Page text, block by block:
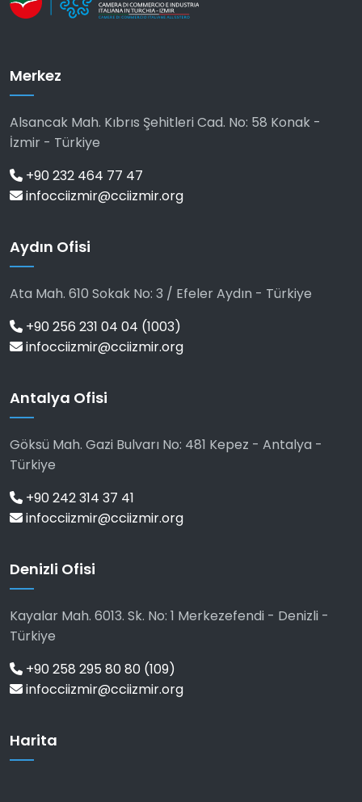
Merkez
Alsancak Mah. Kıbrıs Şehitleri Cad. No: 58 Konak -
İzmir - Türkiye
+90 232 464 77 47
infocciizmir@cciizmir.org
Aydın Ofisi
Ata Mah. 610 Sokak No: 3 / Efeler Aydın - Türkiye
+90 256 231 04 04 (1003)
infocciizmir@cciizmir.org
Antalya Ofisi
Göksü Mah. Gazi Bulvarı No: 481 Kepez - Antalya -
Türkiye
+90 242 314 37 41
infocciizmir@cciizmir.org
Denizli Ofisi
Kayalar Mah. 6013. Sk. No: 1 Merkezefendi - Denizli -
Türkiye
+90 258 295 80 80 (109)
infocciizmir@cciizmir.org
Harita